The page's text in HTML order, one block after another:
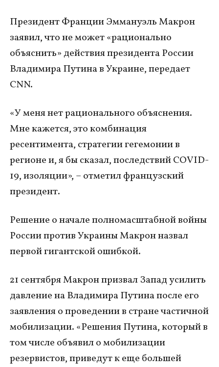
Президент Франции Эммануэль Макрон
заявил, что не может «рационально
объяснить» действия президента России
Владимира Путина в Украине, передает
CNN.
«У меня нет рационального объяснения.
Мне кажется, это комбинация
ресентимента, стратегии гегемонии в
регионе и, я бы сказал, последствий COVID-
19, изоляции», – отметил французский
президент.
Решение о начале полномасштабной войны
России против Украины Макрон назвал
первой гигантской ошибкой.
21 сентября Макрон призвал Запад усилить
давление на Владимира Путина после его
заявления о проведении в стране частичной
мобилизации. «Решения Путина, который в
том числе объявил о мобилизации
резервистов, приведут к еще большей